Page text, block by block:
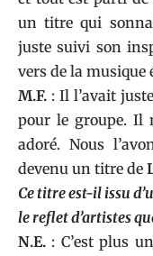
un titre qui
juste suivi son
vers de la musique
M.F. : Il l’avait
pour le groupe. Il
adoré. Nous
devenu un titre de
Ce titre est-il issu
le reflet d’artistes
N.E. : C’est plus